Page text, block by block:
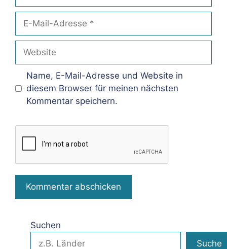
Mail-
Adresse
Name, E-Mail-Adresse und Website in
diesem Browser für meinen nächsten
Kommentar speichern.
Suchen
Suche